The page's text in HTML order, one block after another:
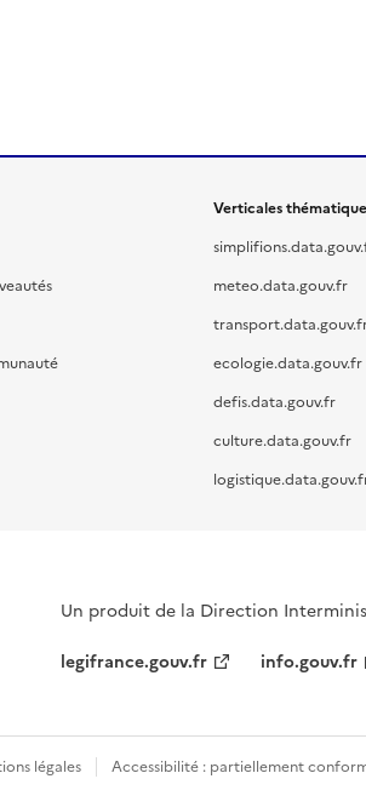
Verticales
meteo.data.gouv.fr
ecologie.data.gouv.fr
defis.data.gouv.fr
culture.data.gouv.fr
Un produit de la Direction
legifrance.gouv.fr
info.gouv.fr
légales Accessibilité : partiellement